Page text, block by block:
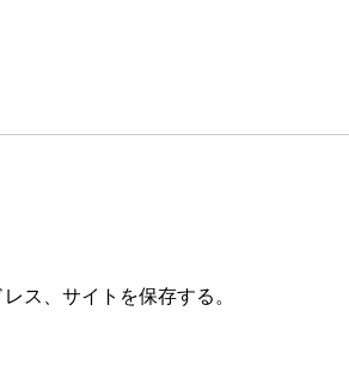
ス、サイトを保存する。